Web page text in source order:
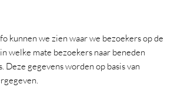
kunnen we zien waar we bezoekers op de
welke mate bezoekers naar beneden
Deze gegevens worden op basis van